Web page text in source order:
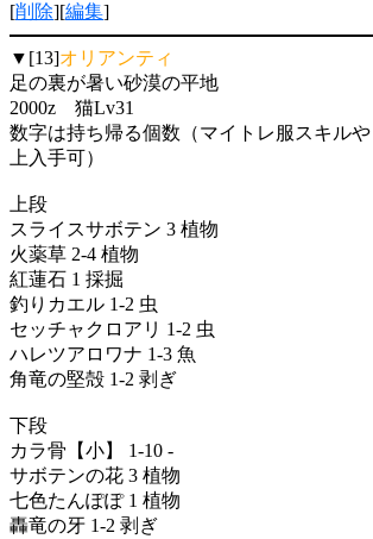
[削除][編集]
▼[13]オリアンティ
足の裏が暑い砂漠の平地
2000z 猫Lv31
数字は持ち帰る個数（マイトレ服スキル
上入手可）
上段
スライスサボテン 3 植物
火薬草 2-4 植物
紅蓮石 1 採掘
釣りカエル 1-2 虫
セッチャクロアリ 1-2 虫
ハレツアロワナ 1-3 魚
角竜の堅殻 1-2 剥ぎ
下段
カラ骨【小】 1-10 -
サボテンの花 3 植物
七色たんぽぽ 1 植物
轟竜の牙 1-2 剥ぎ